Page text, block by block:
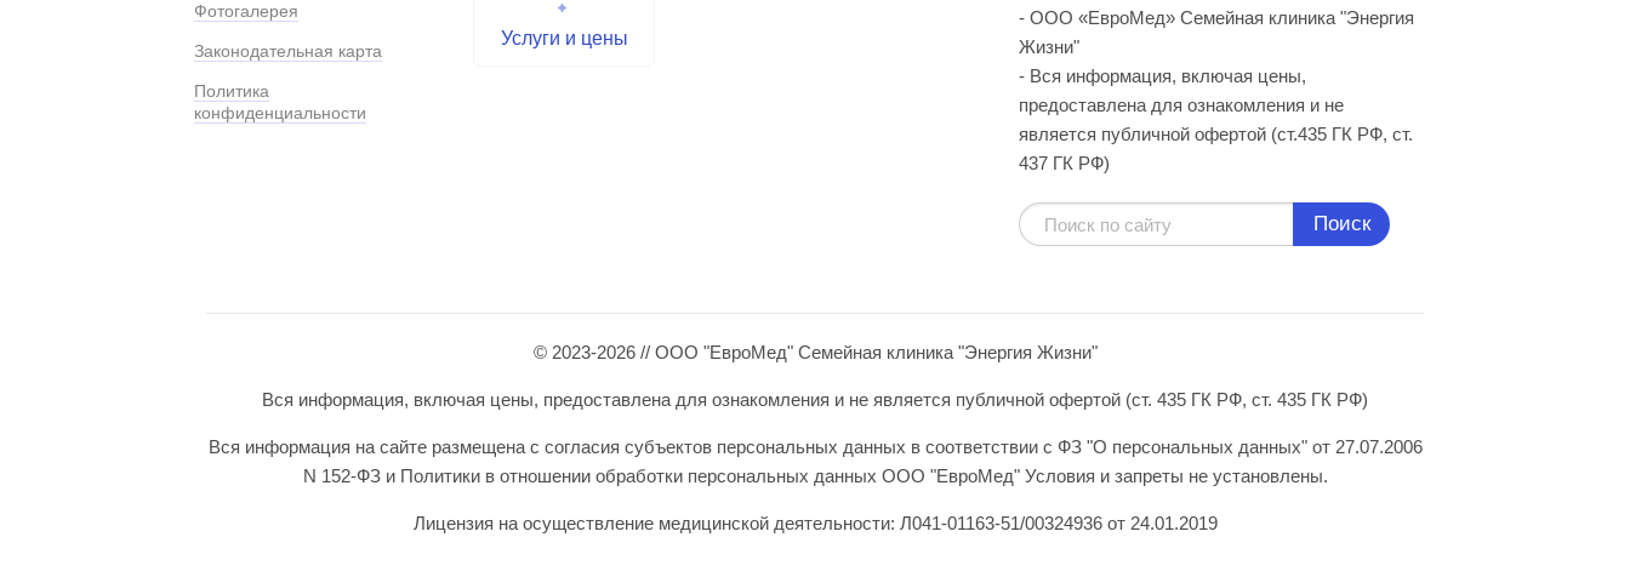
Фотогалерея
Законодательная карта
Политика
конфиденциальности
Услуги и цены
- ООО «ЕвроМед» Семейная клиника "Энергия
Жизни"
- Вся информация, включая цены,
предоставлена для ознакомления и не
является публичной офертой (ст.435 ГК РФ, cт.
437 ГК РФ)
Поиск
© 2023-2026 // ООО "ЕвроМед" Семейная клиника "Энергия Жизни"
Вся информация, включая цены, предоставлена для ознакомления и не является публичной офертой (ст. 435 ГК РФ, ст. 435 ГК РФ)
Вся информация на сайте размещена с согласия субъектов персональных данных в соответствии с ФЗ "О персональных данных" от 27.07.2006
N 152-ФЗ и Политики в отношении обработки персональных данных ООО "ЕвроМед" Условия и запреты не установлены.
Лицензия на осуществление медицинской деятельности: Л041-01163-51/00324936 от 24.01.2019